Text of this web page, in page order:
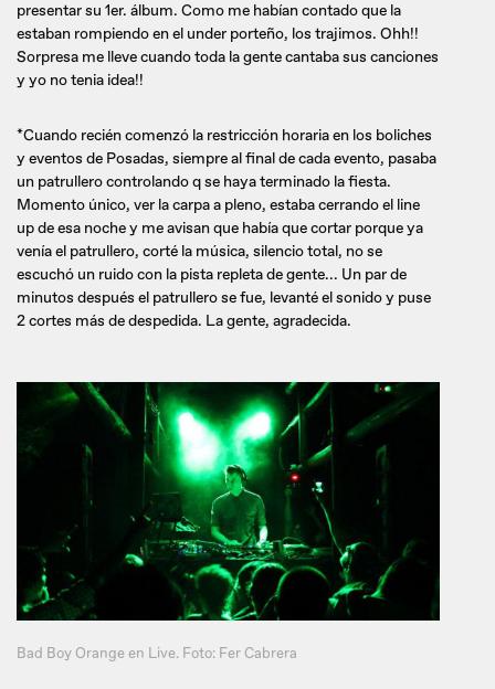
presentar su 1er. álbum. Como me habían contado que la
estaban rompiendo en el under porteño, los trajimos. Ohh!!
Sorpresa me lleve cuando toda la gente cantaba sus canciones
y yo no tenia idea!!
*Cuando recién comenzó la restricción horaria en los boliches
y eventos de Posadas, siempre al final de cada evento, pasaba
un patrullero controlando q se haya terminado la fiesta.
Momento único, ver la carpa a pleno, estaba cerrando el line
up de esa noche y me avisan que había que cortar porque ya
venía el patrullero, corté la música, silencio total, no se
escuchó un ruido con la pista repleta de gente... Un par de
minutos después el patrullero se fue, levanté el sonido y puse
2 cortes más de despedida. La gente, agradecida.
Bad Boy Orange en Live. Foto: Fer Cabrera